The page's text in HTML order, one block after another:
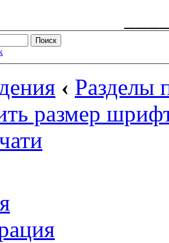
‹ Разделы
размер